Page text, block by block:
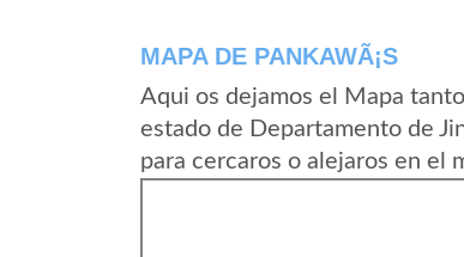
MAPA DE PANKAWÃ¡S
Aqui os dejamos el Mapa
estado de Departamento de
para cercaros o alejaros en el